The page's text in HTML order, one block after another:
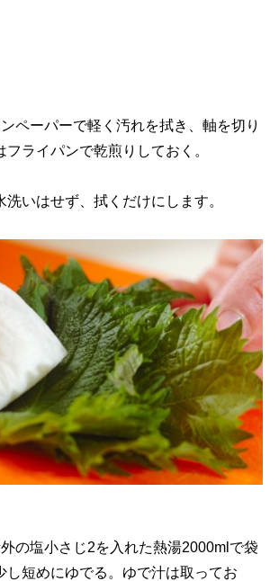
ペーパーで軽く汚れを拭き、軸を切り
ライパンで乾煎りしておく。
いはせず、拭くだけにします。
の塩小さじ2を入れた熱湯2000mlで袋
し短めにゆでる。ゆで汁は取ってお